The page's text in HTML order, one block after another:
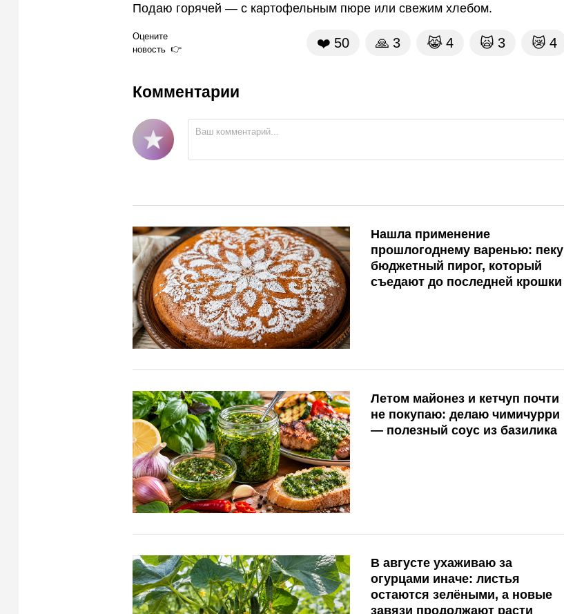
Подаю горячей — с картофельным пюре или свежим хлебом.
Оцените
новость
❤️ 50 🙏 3 😹 4 🙀 3 😿 4
Комментарии
Нашла применение
прошлогоднему варенью: пеку
бюджетный пирог, который
съедают до последней крошки
Летом майонез и кетчуп почти
не покупаю: делаю чимичурри
— полезный соус из базилика
В августе ухаживаю за
огурцами иначе: листья
остаются зелёными, а новые
завязи продолжают расти